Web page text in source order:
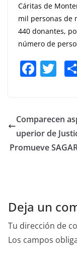
Cáritas de
mil personas de
440 donantes,
número de
F
e
b
o
T
er
Comparecen
uperior de
Promueve
Deja un
Tu dirección de
Los campos